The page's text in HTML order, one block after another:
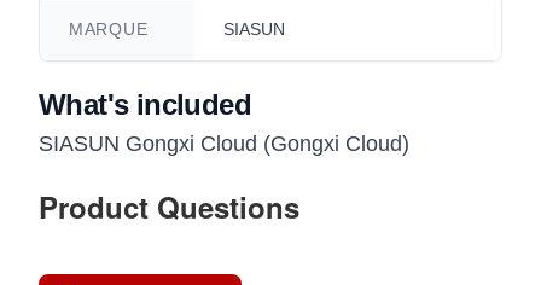
MARQUE SIASUN
What's included
SIASUN Gongxi Cloud (Gongxi Cloud)
Product Questions